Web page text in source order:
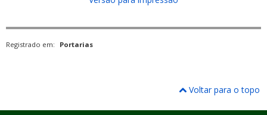
Registrado em: Portarias
Voltar para o topo